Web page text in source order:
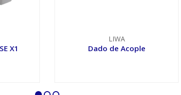
X1
LIWA
Dado de Acople